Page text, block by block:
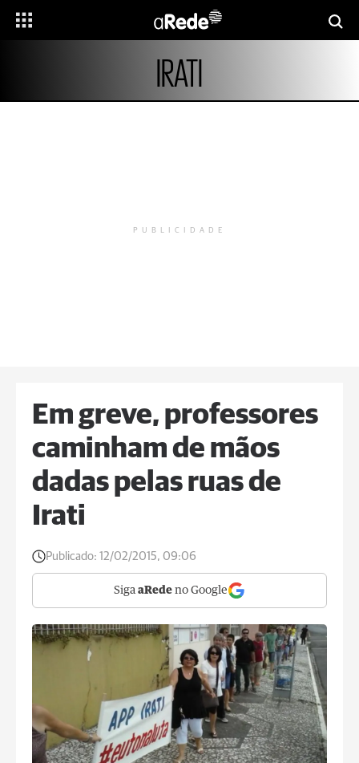
IRATI
PUBLICIDADE
Em greve, professores
caminham de mãos
dadas pelas ruas de
Irati
Publicado: 12/02/2015, 09:06
Siga aRede no Google